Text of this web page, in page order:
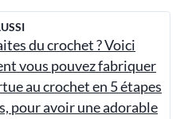
du crochet ? Voici
vous pouvez fabriquer
au crochet en 5 étapes
pour avoir une adorable